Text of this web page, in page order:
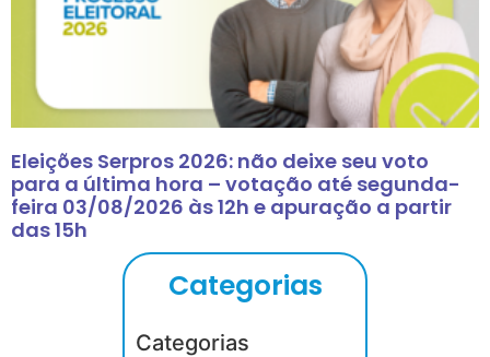
Eleições Serpros 2026: não deixe seu voto
para a última hora – votação até segunda-
feira 03/08/2026 às 12h e apuração a partir
das 15h
Categorias
Categorias